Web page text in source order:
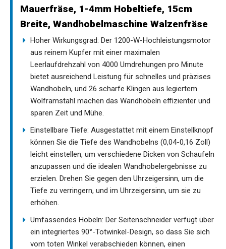
Mauerfräse, 1-4mm Hobeltiefe, 15cm
Breite, Wandhobelmaschine Walzenfräse
Hoher Wirkungsgrad: Der 1200-W-Hochleistungsmotor
aus reinem Kupfer mit einer maximalen
Leerlaufdrehzahl von 4000 Umdrehungen pro Minute
bietet ausreichend Leistung für schnelles und präzises
Wandhobeln, und 26 scharfe Klingen aus legiertem
Wolframstahl machen das Wandhobeln effizienter und
sparen Zeit und Mühe.
Einstellbare Tiefe: Ausgestattet mit einem Einstellknopf
können Sie die Tiefe des Wandhobelns (0,04-0,16 Zoll)
leicht einstellen, um verschiedene Dicken von Schaufeln
anzupassen und die idealen Wandhobelergebnisse zu
erzielen. Drehen Sie gegen den Uhrzeigersinn, um die
Tiefe zu verringern, und im Uhrzeigersinn, um sie zu
erhöhen.
Umfassendes Hobeln: Der Seitenschneider verfügt über
ein integriertes 90°-Totwinkel-Design, so dass Sie sich
vom toten Winkel verabschieden können, einen